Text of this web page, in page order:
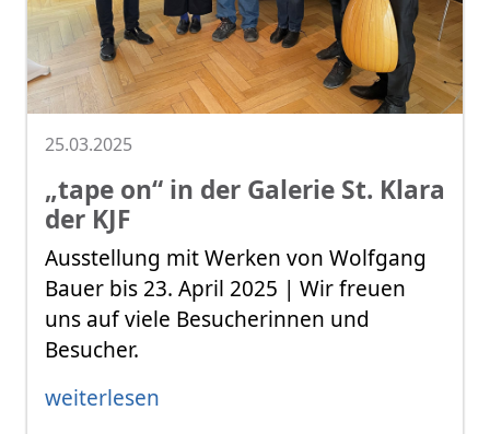
25.03.2025
„tape on“ in der Galerie St. Klara
der KJF
Ausstellung mit Werken von Wolfgang
Bauer bis 23. April 2025 | Wir freuen
uns auf viele Besucherinnen und
Besucher.
weiterlesen